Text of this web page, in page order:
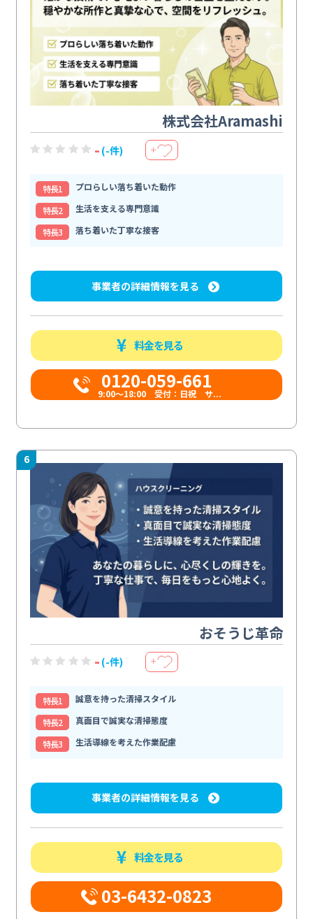
株式会社Aramashi
- (-件) ＋
特⻑1
プロらしい落ち着いた動作
特⻑2
生活を支える専門意識
特⻑3
落ち着いた丁寧な接客
事業者の詳細情報を見る
料金を見る
0120-059-661
9:00〜18:00 受付：日祝 サ...
6
おそうじ革命
- (-件) ＋
特⻑1
誠意を持った清掃スタイル
特⻑2
真面目で誠実な清掃態度
特⻑3
生活導線を考えた作業配慮
事業者の詳細情報を見る
料金を見る
03-6432-0823